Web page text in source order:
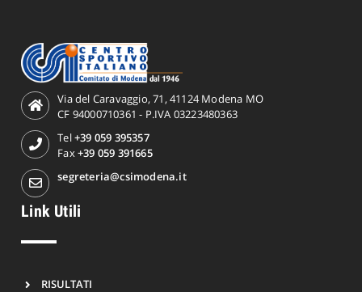
Via del Caravaggio, 71, 41124 Modena MO
CF 94000710361 - P.IVA 03223480363
Tel+39 059 395357
Fax+39 059 391665
segreteria@csimodena.it
Link Utili
RISULTATI